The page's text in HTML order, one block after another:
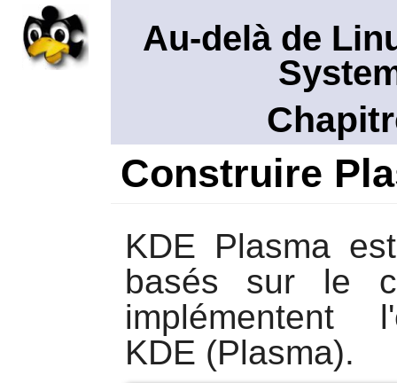
Au-delà de
Construire
KDE Plasma
basés sur le
implémentent
KDE (Plasma).